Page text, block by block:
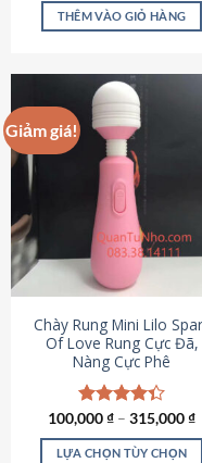
5 sao là:
650,000 ₫.
tại
THÊM VÀO GIỎ HÀNG
Giảm giá!
Chày Rung Mini Lilo
Of Love Rung Cực Đã,
Nàng Cực Phê
Được xếp
hạng4.33
5 sao
100,000₫ – 315,000₫
LỰA CHỌN TÙY CHỌN